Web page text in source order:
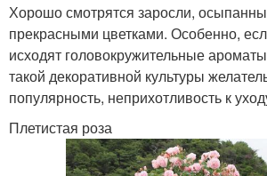
Хорошо смотрятся заросли,
прекрасными цветками. Особенно,
исходят головокружительные
такой декоративной культуры
популярность, неприхотливость к
Плетистая роза